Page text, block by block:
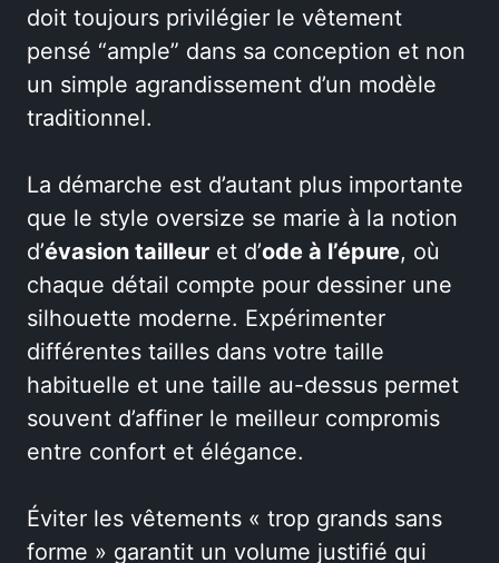
doit toujours privilégier le vêtement
pensé “ample” dans sa conception et non
un simple agrandissement d’un modèle
traditionnel.
La démarche est d’autant plus importante
que le style oversize se marie à la notion
d’évasion tailleur et d’ode à l’épure, où
chaque détail compte pour dessiner une
silhouette moderne. Expérimenter
différentes tailles dans votre taille
habituelle et une taille au-dessus permet
souvent d’affiner le meilleur compromis
entre confort et élégance.
Éviter les vêtements « trop grands sans
forme » garantit un volume justifié qui